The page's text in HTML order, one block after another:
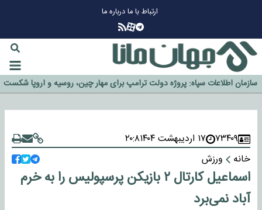
ارتباط با مادرباره ما
گزینه جدایی اوسمار روی میز مدیران پرسپولیس
آیا رئیس جمهور آمریکا قانون را دور می‌زند؟
اخراج رسمی چهره نامدار از پرسپولیس
سازمان اطلاعات سپاه: پروژه دولت ترامپ برای مهار چین، روسیه و اروپا شکست
خورد
۷۳۴۰۹ ۱۷ اردیبهشت ۱۴۰۴
۲۰:۸
خانه
ورزش
اسماعیل کارتال ۲ بازیکن پرسپولیس را به خرم
آباد نمی‌برد